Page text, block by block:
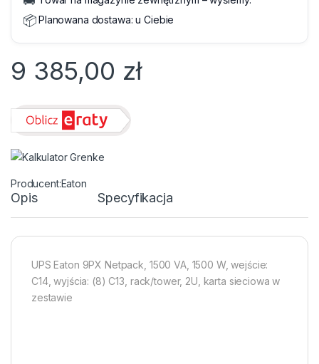
📦Planowana dostawa:u Ciebie
9 385,00 zł
Eaton
Opis Specyfikacja
UPS Eaton 9PX Netpack, 1500 VA, 1500 W, wejście:
C14, wyjścia: (8) C13, rack/tower, 2U, karta sieciowa w
zestawie